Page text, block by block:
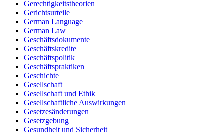
Gerechtigkeitstheorien
Gerichtsurteile
German Language
German Law
Geschäftsdokumente
Geschäftskredite
Geschäftspolitik
Geschäftspraktiken
Geschichte
Gesellschaft
Gesellschaft und Ethik
Gesellschaftliche Auswirkungen
Gesetzesänderungen
Gesetzgebung
Gesundheit und Sicherheit